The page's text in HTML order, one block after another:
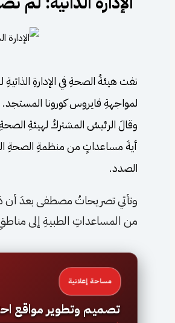
نفت هيئةُ الصحةِ في الإدارةِ
لمواجهةِ فايروس كورونا المستجد.
وقالَ الرئيسُ المشتركُ لهيئةِ
أيةَ مساعداتٍ من منظمةِ الصحةِ
الصدد.
وتأتي تصريحاتُ مصطفى بعدَ أن
من المساعداتِ الطبيةِ إلى
مساحة إعلانية
تصميم وتطوير مواقع